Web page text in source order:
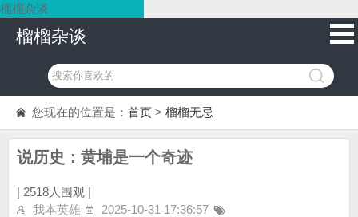
榴榴杂谈
榴榴杂谈
您现在的位置是： 首页 > 榴榴无忌
说历史：黄埔是一个奇迹
| 2518人围观 |
我本英雄
2025-10-31 17:36:57